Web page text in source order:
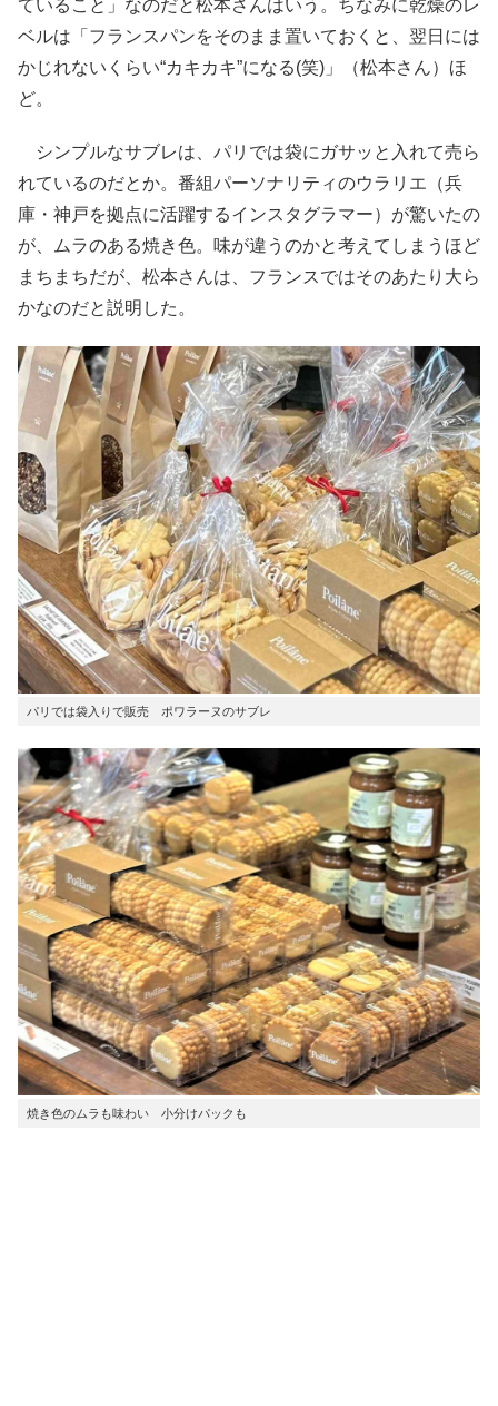
ていること」なのだと松本さんはいう。ちなみに乾燥のレ
ベルは「フランスパンをそのまま置いておくと、翌日には
かじれないくらい“カキカキ”になる(笑)」（松本さん）ほ
ど。
シンプルなサブレは、パリでは袋にガサッと入れて売ら
れているのだとか。番組パーソナリティのウラリエ（兵
庫・神戸を拠点に活躍するインスタグラマー）が驚いたの
が、ムラのある焼き色。味が違うのかと考えてしまうほど
まちまちだが、松本さんは、フランスではそのあたり大ら
かなのだと説明した。
パリでは袋入りで販売 ポワラーヌのサブレ
焼き色のムラも味わい 小分けパックも